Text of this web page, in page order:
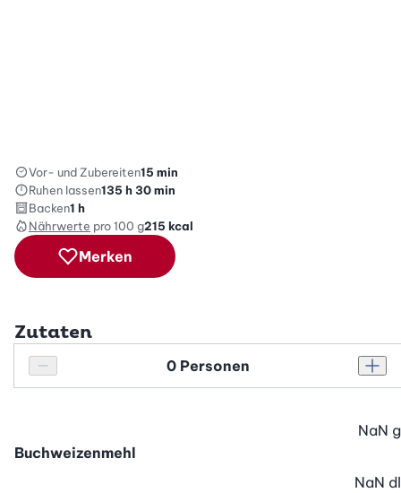
Vor- und Zubereiten15 min
Ruhen lassen135 h 30 min
Backen1 h
Nährwerte pro 100 g215 kcal
Merken
Zutaten
Personenanzahl verringern
Personenanzahl
Buchweizenmehl
NaN g
NaN dl